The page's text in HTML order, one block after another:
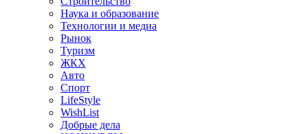
Наука и образование
Технологии и медиа
Рынок
Туризм
ЖКХ
Авто
Спорт
LifeStyle
WishList
Добрые дела